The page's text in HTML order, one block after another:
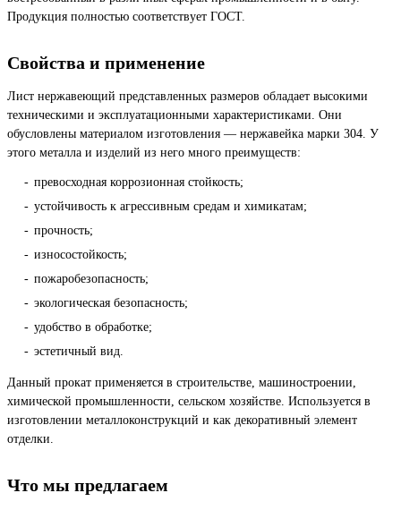
Продукция полностью соответствует ГОСТ.
Свойства и применение
Лист нержавеющий представленных размеров обладает высокими
техническими и эксплуатационными характеристиками. Они
обусловлены материалом изготовления — нержавейка марки 304. У
этого металла и изделий из него много преимуществ:
превосходная коррозионная стойкость;
устойчивость к агрессивным средам и химикатам;
прочность;
износостойкость;
пожаробезопасность;
экологическая безопасность;
удобство в обработке;
эстетичный вид.
Данный прокат применяется в строительстве, машиностроении,
химической промышленности, сельском хозяйстве. Используется в
изготовлении металлоконструкций и как декоративный элемент
отделки.
Что мы предлагаем